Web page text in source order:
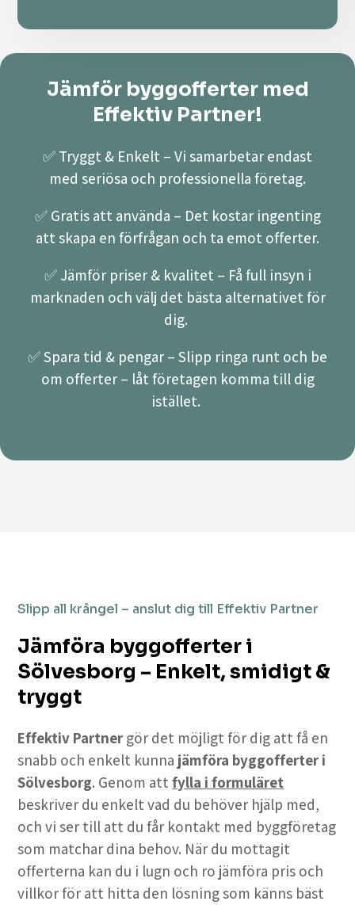
Jämför byggofferter med
Effektiv Partner!
✅ Tryggt & Enkelt – Vi samarbetar endast
med seriösa och professionella företag.
✅ Gratis att använda – Det kostar ingenting
att skapa en förfrågan och ta emot offerter.
✅ Jämför priser & kvalitet – Få full insyn i
marknaden och välj det bästa alternativet för
dig.
✅ Spara tid & pengar – Slipp ringa runt och be
om offerter – låt företagen komma till dig
istället.
Slipp all krångel – anslut dig till Effektiv Partner
Jämföra byggofferter i
Sölvesborg – Enkelt, smidigt &
tryggt
Effektiv Partner gör det möjligt för dig att få en
snabb och enkelt kunna jämföra byggofferter i
Sölvesborg. Genom attfylla i formuläret
beskriver du enkelt vad du behöver hjälp med,
och vi ser till att du får kontakt med byggföretag
som matchar dina behov. När du mottagit
offerterna kan du i lugn och ro jämföra pris och
villkor för att hitta den lösning som känns bäst